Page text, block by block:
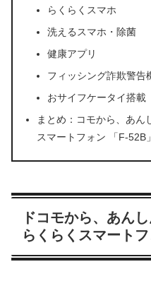
らくらくスマホ
洗えるスマホ・除菌
健康アプリ
フィッシング詐欺警告
おサイフケータイ搭載
まとめ：コモから、あん
スマートフォン 「F-52B
ドコモから、あん
らくらくスマート